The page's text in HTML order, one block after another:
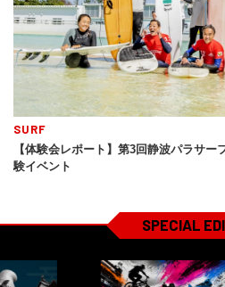
SURF
【体験会レポート】第3回静波パラサ
験イベント
SPECIAL